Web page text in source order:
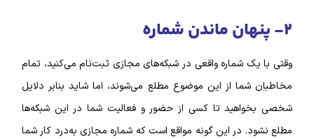
۲- پنهان ماندن شماره
وقتی با یک شماره واقعی در شبکه‌های مجازی ثبت‌نام می‌کنید، تمام
مخاطبان شما از این موضوع مطلع می‌شوند، اما شاید بنابر دلایل
شخصی بخواهید تا کسی از حضور و فعالیت شما در این شبکه‌ها
مطلع نشود. در این گونه مواقع است که شماره مجازی به‌درد کار شما